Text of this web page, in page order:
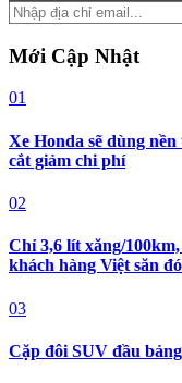
Mới Cập Nhật
01
Xe Honda sẽ dùng
cắt giảm chi phí
02
Chỉ 3,6 lít xăng/
khách hàng Việt săn
03
Cặp đôi SUV đầu